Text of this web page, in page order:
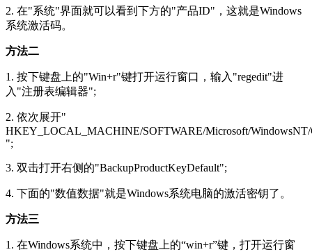
2. 在"系统"界面就可以看到下方的"产品ID"，这就是Windows
系统激活码。
方法二
1. 按下键盘上的"Win+r"键打开运行窗口，输入"regedit"进
入"注册表编辑器";
2. 依次展开"
HKEY_LOCAL_MACHINE/SOFTWARE/Microsoft/WindowsNT/
";
3. 双击打开右侧的"BackupProductKeyDefault";
4. 下面的"数值数据"就是Windows系统电脑的激活密钥了。
方法三
1. 在Windows系统中，按下键盘上的“win+r”键，打开运行窗